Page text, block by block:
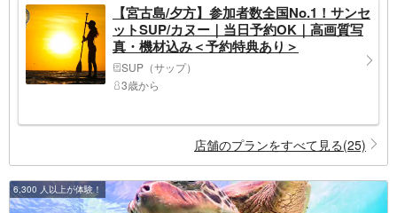
【宮古島/夕方】参加者数全国No.1！サンセ
ットSUP/カヌー｜当日予約OK｜高画質写
真・機材込み＜予約特典あり＞
SUP（サップ）
3歳から
店舗のプランをすべて見る(25)
6,300 人以上が体験！